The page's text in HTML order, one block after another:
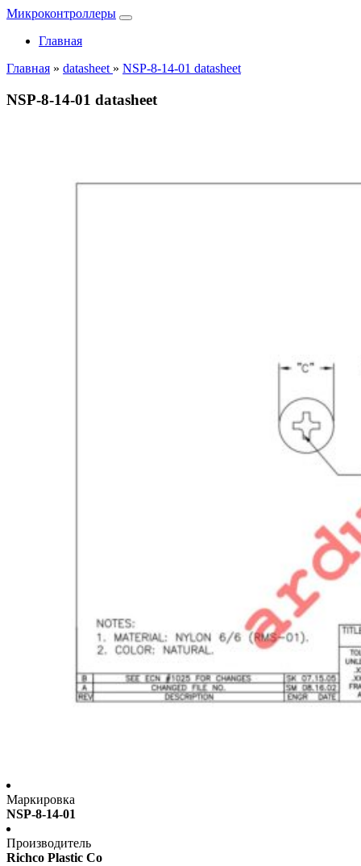
Микроконтроллеры
Главная
Главная » datasheet » NSP-8-14-01 datasheet
NSP-8-14-01 datasheet
Маркировка
NSP-8-14-01
Производитель
Richco Plastic Co